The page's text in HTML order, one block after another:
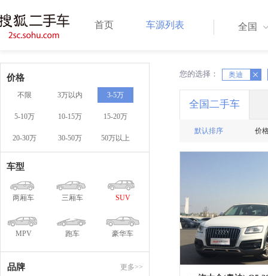
首页 车源列表 全国
价格
不限 3万以内 3-5万
5-10万 10-15万 15-20万
20-30万 30-50万 50万以上
车型
两厢车 三厢车 SUV
MPV 跑车 豪华车
品牌 更多>>
您的选择： 奥迪
X X
全国二手车
默认排序 价